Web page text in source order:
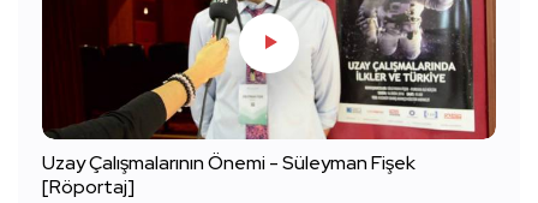
Uzay Çalışmalarının Önemi - Süleyman Fişek
[Röportaj]